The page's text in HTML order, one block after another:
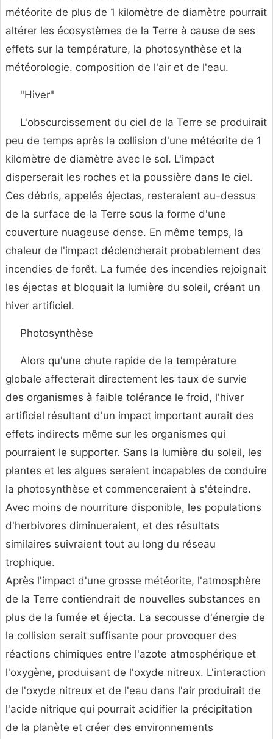
météorite de plus de 1 kilomètre de diamètre pourrait
altérer les écosystèmes de la Terre à cause de ses
effets sur la température, la photosynthèse et la
météorologie. composition de l'air et de l'eau.
"Hiver"
L'obscurcissement du ciel de la Terre se produirait
peu de temps après la collision d'une météorite de 1
kilomètre de diamètre avec le sol. L'impact
disperserait les roches et la poussière dans le ciel.
Ces débris, appelés éjectas, resteraient au-dessus
de la surface de la Terre sous la forme d'une
couverture nuageuse dense. En même temps, la
chaleur de l'impact déclencherait probablement des
incendies de forêt. La fumée des incendies rejoignait
les éjectas et bloquait la lumière du soleil, créant un
hiver artificiel.
Photosynthèse
Alors qu'une chute rapide de la température
globale affecterait directement les taux de survie
des organismes à faible tolérance le froid, l'hiver
artificiel résultant d'un impact important aurait des
effets indirects même sur les organismes qui
pourraient le supporter. Sans la lumière du soleil, les
plantes et les algues seraient incapables de conduire
la photosynthèse et commenceraient à s'éteindre.
Avec moins de nourriture disponible, les populations
d'herbivores diminueraient, et des résultats
similaires suivraient tout au long du réseau
trophique.
Après l'impact d'une grosse météorite, l'atmosphère
de la Terre contiendrait de nouvelles substances en
plus de la fumée et éjecta. La secousse d'énergie de
la collision serait suffisante pour provoquer des
réactions chimiques entre l'azote atmosphérique et
l'oxygène, produisant de l'oxyde nitreux. L'interaction
de l'oxyde nitreux et de l'eau dans l'air produirait de
l'acide nitrique qui pourrait acidifier la précipitation
de la planète et créer des environnements